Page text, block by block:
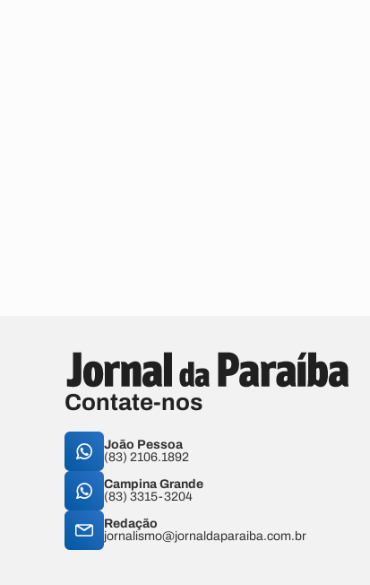
Contate-nos
João Pessoa
(83) 2106.1892
Campina Grande
(83) 3315-3204
Redação
jornalismo@jornaldaparaiba.com.br